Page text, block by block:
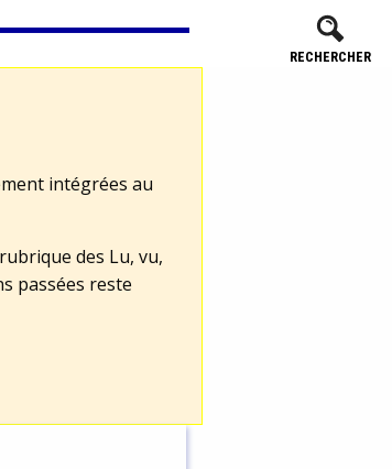
RECHERCHER
intégrées au
des Lu, vu,
passées reste